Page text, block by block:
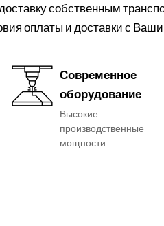
собственным
оплаты и доставки с
Современное
оборудование
Высокие
производственные
мощности